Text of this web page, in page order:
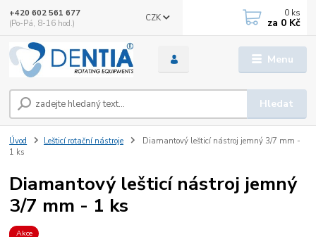
Menu
CZK
Hledat
+420 602 561 677
(Po-Pá, 8-16 hod.)
0 ks
za 0 Kč
Úvod Lešticí rotační nástroje
Diamantový lešticí nástroj jemný 3/7 mm -
1 ks
Diamantový lešticí nástroj jemný
3/7 mm - 1 ks
Akce